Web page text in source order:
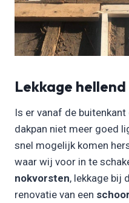
Lekkage
Is er vanaf de
dakpan niet meer goed
snel mogelijk komen
waar wij voor in te
nokvorsten, lekkage bij
renovatie van een